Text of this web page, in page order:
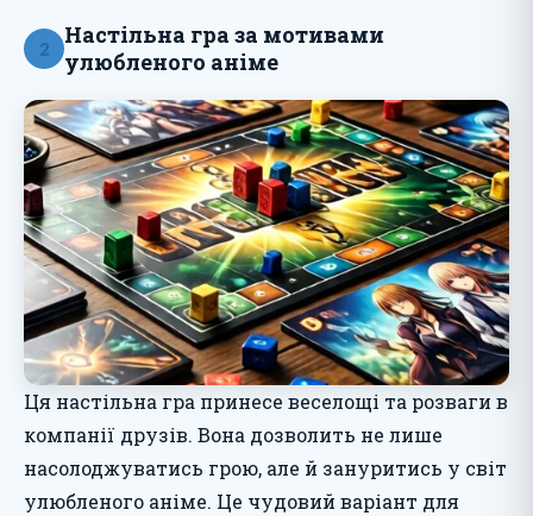
2
Настільна гра за мотивами
улюбленого аніме
Ця настільна гра принесе веселощі та розваги в
компанії друзів. Вона дозволить не лише
насолоджуватись грою, але й зануритись у світ
улюбленого аніме. Це чудовий варіант для